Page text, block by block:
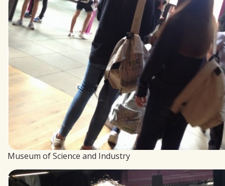
Museum of Science and Industry